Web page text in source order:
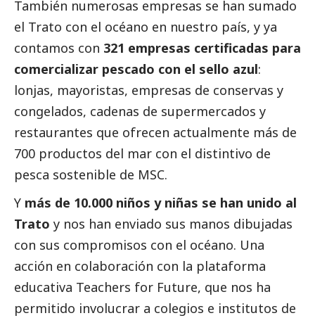
También numerosas empresas se han sumado
el Trato con el océano en nuestro país, y ya
contamos con 321 empresas certificadas para
comercializar pescado con el sello azul:
lonjas, mayoristas, empresas de conservas y
congelados, cadenas de supermercados y
restaurantes que ofrecen actualmente más de
700 productos del mar con el distintivo de
pesca sostenible de MSC.
Y más de 10.000 niños y niñas se han unido al
Trato y nos han enviado sus manos dibujadas
con sus compromisos con el océano. Una
acción en colaboración con la plataforma
educativa Teachers for Future, que nos ha
permitido involucrar a colegios e institutos de